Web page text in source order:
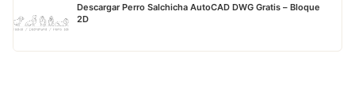
Descargar Perro Salchicha AutoCAD DWG Gratis – Bloque
2D